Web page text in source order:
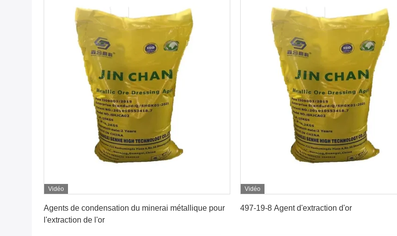
Vidéo
Agents de condensation du minerai métallique pour
l'extraction de l'or
Vidéo
497-19-8 Agent d'extraction d'or